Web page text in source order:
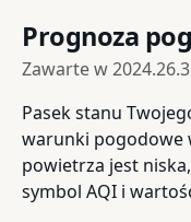
Prognoza
Zawarte w
Pasek stanu
warunki pogodowe
powietrza jest
symbol AQI i